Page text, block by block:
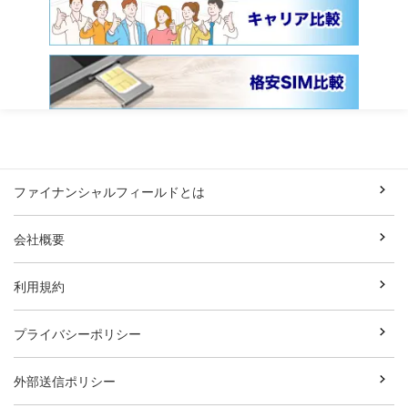
ファイナンシャルフィールドとは
会社概要
利用規約
プライバシーポリシー
外部送信ポリシー